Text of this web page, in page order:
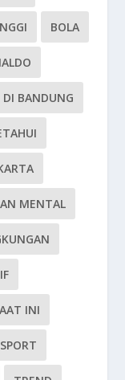
BOLA
DI BANDUNG
MENTAL
INI
SPORT